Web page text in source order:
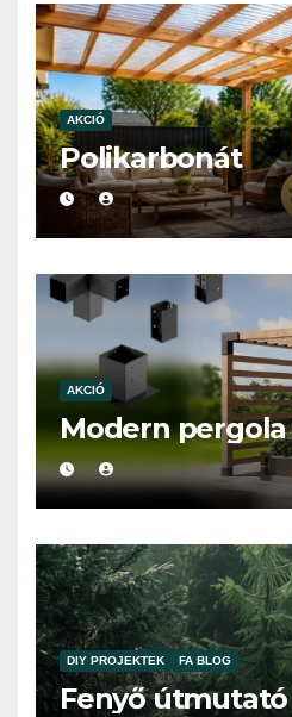
AKCIÓ
Polikarbonát
AKCIÓ
Modern
DIY PROJEKTEK FA BLOG
Fenyő útmutató